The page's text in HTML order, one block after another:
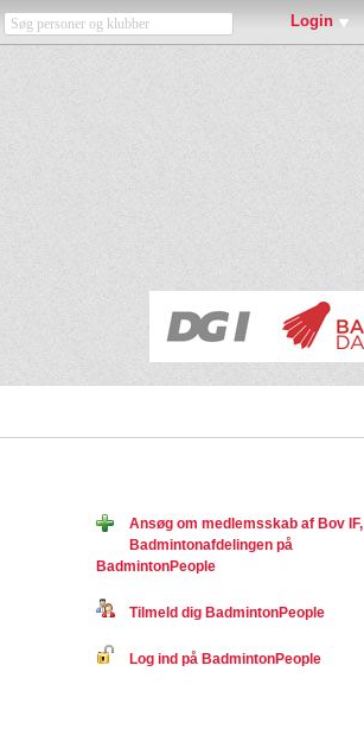
Login
Ansøg om medlemsskab af Bov IF,
Badmintonafdelingen på
BadmintonPeople
Tilmeld dig BadmintonPeople
Log ind på BadmintonPeople